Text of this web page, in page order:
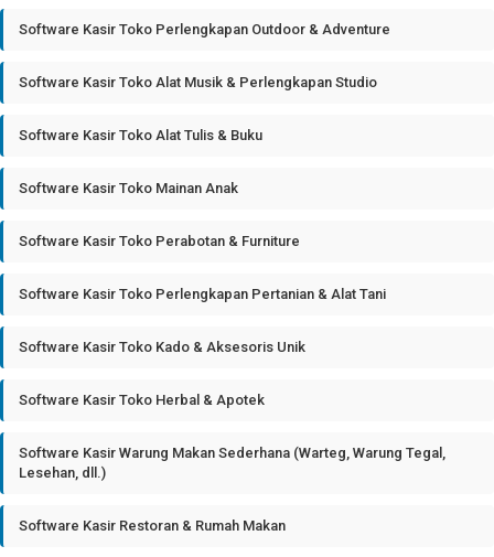
Software Kasir Toko Perlengkapan Outdoor & Adventure
Software Kasir Toko Alat Musik & Perlengkapan Studio
Software Kasir Toko Alat Tulis & Buku
Software Kasir Toko Mainan Anak
Software Kasir Toko Perabotan & Furniture
Software Kasir Toko Perlengkapan Pertanian & Alat Tani
Software Kasir Toko Kado & Aksesoris Unik
Software Kasir Toko Herbal & Apotek
Software Kasir Warung Makan Sederhana (Warteg, Warung Tegal,
Lesehan, dll.)
Software Kasir Restoran & Rumah Makan